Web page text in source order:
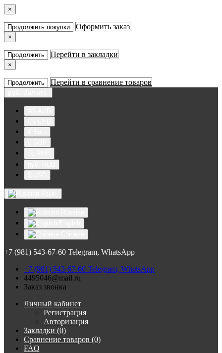
×
Продолжить покупки Оформить заказ
×
Продолжить Перейти в закладки
×
Продолжить Перейти в сравнение товаров
+7 (981) 543-67-60 Telegram, WhatsApp
+7 (981) 543-67-60 Telegram, WhatsApp
4495046@mail.ru
Заказ звонка
Личный кабинет
Регистрация
Авторизация
Закладки (0)
Сравнение товаров (0)
FAQ